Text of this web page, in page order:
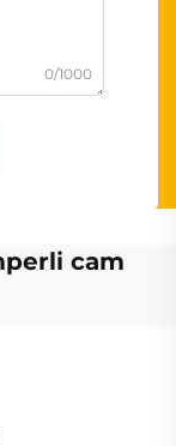
0/1000
cam